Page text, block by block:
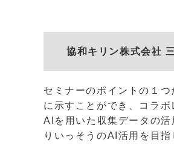
協和キリン株式会社
セミナーのポイントの１
に示すことができ、コラボ
AIを用いた収集データの
りいっそうのAI活用を目指